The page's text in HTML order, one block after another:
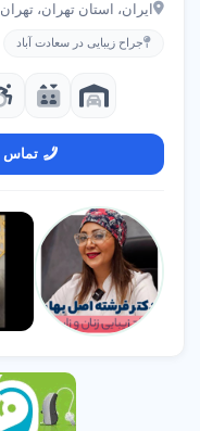
ایران، استان تهران، تهران،
جراح زیبایی در سعادت آباد
تماس